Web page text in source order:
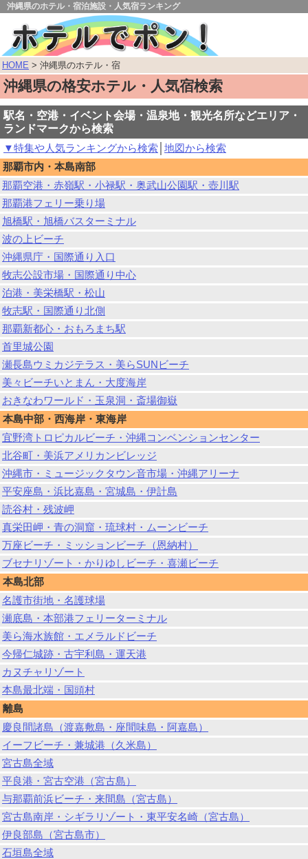
沖縄県のホテル・宿泊施設・人気宿ランキング
HOME > 沖縄県のホテル・宿
沖縄県の格安ホテル・人気宿検索
駅名・空港・イベント会場・温泉地・観光名所などエリア・
ランドマークから検索
▼特集や人気ランキングから検索
地図から検索
那覇市内・本島南部
那覇空港・赤嶺駅・小禄駅・奥武山公園駅・壺川駅
那覇港フェリー乗り場
旭橋駅・旭橋バスターミナル
波の上ビーチ
沖縄県庁・国際通り入口
牧志公設市場・国際通り中心
泊港・美栄橋駅・松山
牧志駅・国際通り北側
那覇新都心・おもろまち駅
首里城公園
瀬長島ウミカジテラス・美らSUNビーチ
美々ビーチいとまん・大度海岸
おきなわワールド・玉泉洞・斎場御嶽
本島中部・西海岸・東海岸
宜野湾トロピカルビーチ・沖縄コンベンションセンター
北谷町・美浜アメリカンビレッジ
沖縄市・ミュージックタウン音市場・沖縄アリーナ
平安座島・浜比嘉島・宮城島・伊計島
読谷村・残波岬
真栄田岬・青の洞窟・琉球村・ムーンビーチ
万座ビーチ・ミッションビーチ（恩納村）
ブセナリゾート・かりゆしビーチ・喜瀬ビーチ
本島北部
名護市街地・名護球場
瀬底島・本部港フェリーターミナル
美ら海水族館・エメラルドビーチ
今帰仁城跡・古宇利島・運天港
カヌチャリゾート
本島最北端・国頭村
離島
慶良間諸島（渡嘉敷島・座間味島・阿嘉島）
イーフビーチ・兼城港（久米島）
宮古島全域
平良港・宮古空港（宮古島）
与那覇前浜ビーチ・来間島（宮古島）
宮古島南岸・シギラリゾート・東平安名崎（宮古島）
伊良部島（宮古島市）
石垣島全域